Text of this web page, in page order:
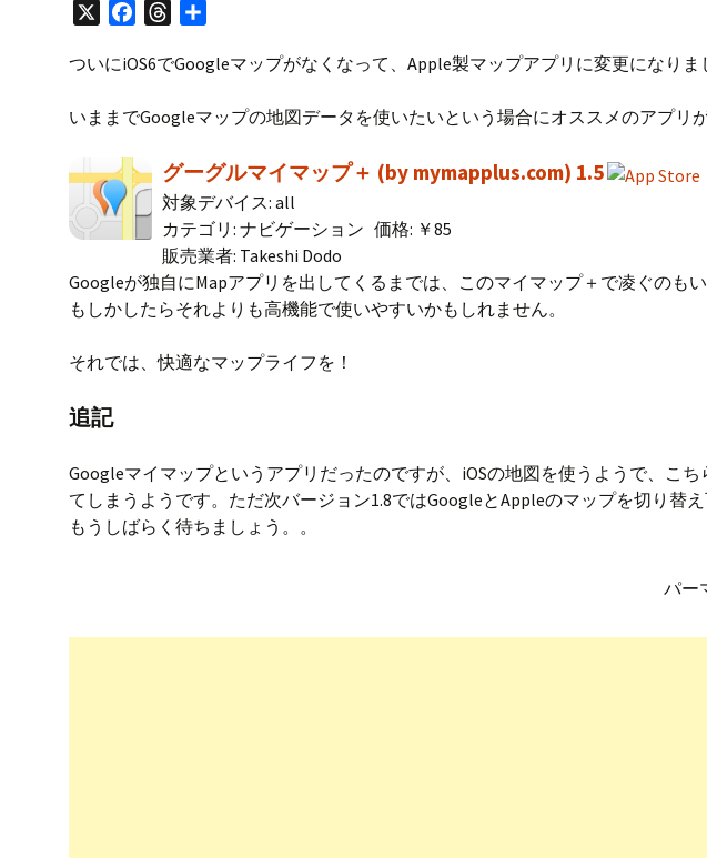
c
b
o
k
r
a
s
ついにiOS6でGoogleマップがなくなって、Apple製マップアプリに変更になり
いままでGoogleマップの地図データを使いたいという場合にオススメのアプリ
グーグルマイマップ＋ (by mymapplus.com) 1.5
対象デバイス: all
カテゴリ: ナビゲーション 価格: ￥85
販売業者: Takeshi Dodo
Googleが独自にMapアプリを出してくるまでは、このマイマップ＋で凌ぐのもい
もしかしたらそれよりも高機能で使いやすいかもしれません。
それでは、快適なマップライフを！
追記
Googleマイマップというアプリだったのですが、iOSの地図を使うようで、こ
てしまうようです。ただ次バージョン1.8ではGoogleとAppleのマップを切り替
もうしばらく待ちましょう。。
パー